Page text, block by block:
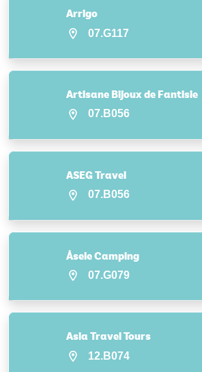
Arrigo
07.G117
Artisane Bijoux de Fantisie
07.B056
ASEG Travel
07.B056
Åsele Camping
07.G079
Asia Travel Tours
12.B074